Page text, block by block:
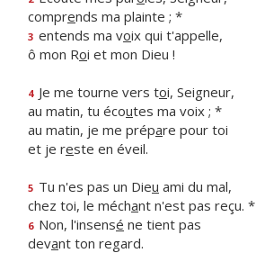
comprends ma plainte ; *
3 entends ma voix qui t'appelle,
ô mon Roi et mon Dieu !
4 Je me tourne vers toi, Seigneur,
au matin, tu écoutes ma voix ; *
au matin, je me prépare pour toi
et je reste en éveil.
5 Tu n'es pas un Dieu ami du mal,
chez toi, le méchant n'est pas reçu. *
6 Non, l'insensé ne tient pas
devant ton regard.